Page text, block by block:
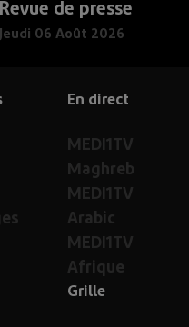
Revue de presse
Jeudi 06 Août 2026
En direct
MEDI1TV
Maghreb
MEDI1TV
Arabic
MEDI1TV
Afrique
Grille